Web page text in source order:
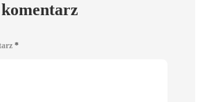
*